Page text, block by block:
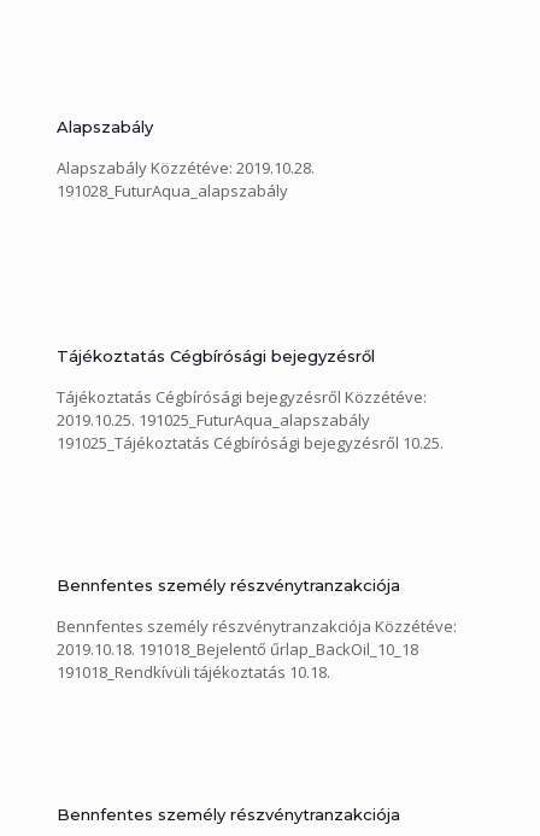
Alapszabály
Alapszabály Közzétéve: 2019.10.28.
191028_FuturAqua_alapszabály
Tájékoztatás Cégbírósági bejegyzésről
Tájékoztatás Cégbírósági bejegyzésről Közzétéve:
2019.10.25. 191025_FuturAqua_alapszabály
191025_Tájékoztatás Cégbírósági bejegyzésről 10.25.
Bennfentes személy részvénytranzakciója
Bennfentes személy részvénytranzakciója Közzétéve:
2019.10.18. 191018_Bejelentő űrlap_BackOil_10_18
191018_Rendkívüli tájékoztatás 10.18.
Bennfentes személy részvénytranzakciója